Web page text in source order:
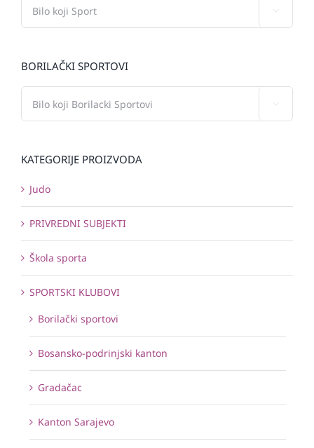
BORILAČKI SPORTOVI
KATEGORIJE PROIZVODA
Judo
PRIVREDNI SUBJEKTI
Škola sporta
SPORTSKI KLUBOVI
Borilački sportovi
Bosansko-podrinjski kanton
Gradačac
Kanton Sarajevo